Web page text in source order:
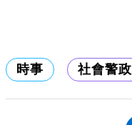
時事 社會警政